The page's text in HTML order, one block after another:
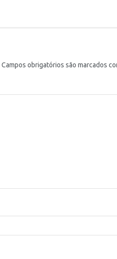
Campos obrigatórios são marcados